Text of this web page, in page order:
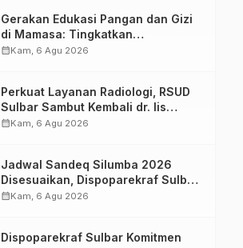
Gerakan Edukasi Pangan dan Gizi
di Mamasa: Tingkatkan
Pengetahuan dan Keterampilan
calendar_monthKam, 6 Agu 2026
Perkuat Layanan Radiologi, RSUD
Sulbar Sambut Kembali dr. Iis
Imelda, Sp.Rad
calendar_monthKam, 6 Agu 2026
Jadwal Sandeq Silumba 2026
Disesuaikan, Dispoparekraf Sulbar
Pastikan Persiapan Tetap
calendar_monthKam, 6 Agu 2026
Dispoparekraf Sulbar Komitmen